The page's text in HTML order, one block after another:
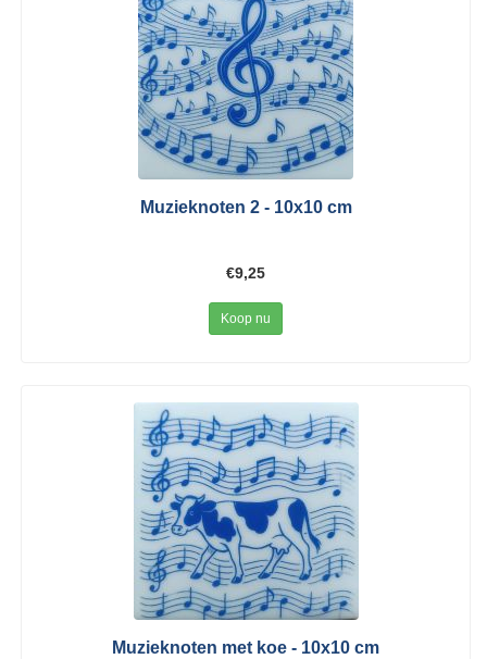
Muzieknoten 2 - 10x10 cm
€9,25
Koop nu
Muzieknoten met koe - 10x10 cm